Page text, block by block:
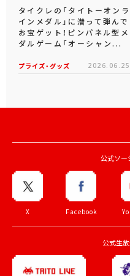
タイクレの「タイトーオンラ
インメダル」に潜って弾んで
お宝ゲット！ピンパネル型メ
ダルゲーム「オーシャン...
プライズ・グッズ 2026.06.25
公式ソー
X Facebook
公式生